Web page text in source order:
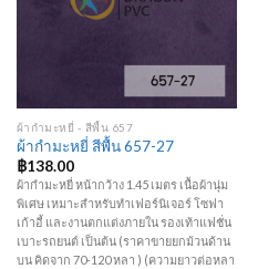
ผ้ากำมะหยี่ - สีพื้น 657
ผ้ากำมะหยี่ สีพื้น 657-27
฿138.00
ผ้ากำมะหยี่ หน้ากว้าง 1.45 เมตร เนื้อผ้านุ่ม
พิเศษ เหมาะสำหรับทำเฟอร์นิเจอร์ โซฟา
เก้าอี้ และงานตกแต่งภายใน รองเท้าแฟชั่น
เบาะรถยนต์ เป็นต้น (ราคาขายยกม้วนด้าน
บน คิดจาก 70-120 หลา ) (ความยาวต่อหลา